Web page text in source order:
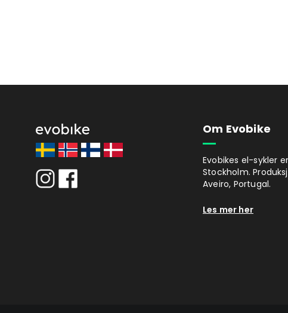
Om Evobike
Evobikes el-sykler
Stockholm.
Aveiro, Portugal.
Les mer her